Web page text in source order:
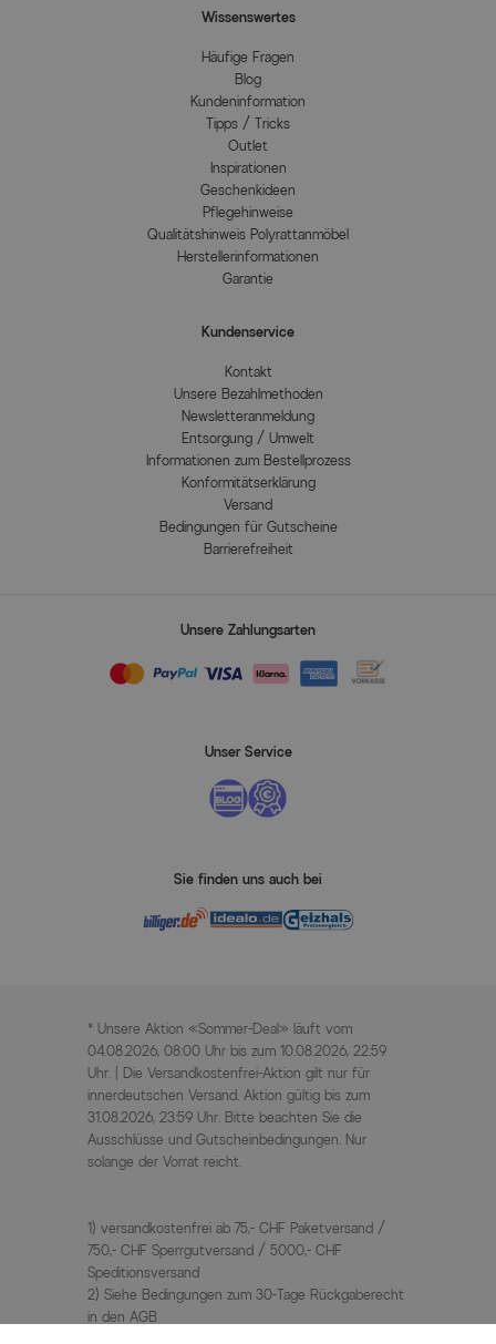
Wissenswertes
Häufige Fragen
Blog
Kundeninformation
Tipps / Tricks
Outlet
Inspirationen
Geschenkideen
Pflegehinweise
Qualitätshinweis Polyrattanmöbel
Herstellerinformationen
Garantie
Kundenservice
Kontakt
Unsere Bezahlmethoden
Newsletteranmeldung
Entsorgung / Umwelt
Informationen zum Bestellprozess
Konformitätserklärung
Versand
Bedingungen für Gutscheine
Barrierefreiheit
Unsere Zahlungsarten
Unser Service
Sie finden uns auch bei
* Unsere Aktion «Sommer-Deal» läuft vom
04.08.2026, 08:00 Uhr bis zum 10.08.2026, 22:59
Uhr. | Die Versandkostenfrei-Aktion gilt nur für
innerdeutschen Versand. Aktion gültig bis zum
31.08.2026, 23:59 Uhr. Bitte beachten Sie die
Ausschlüsse und Gutscheinbedingungen. Nur
solange der Vorrat reicht.
1) versandkostenfrei ab 75,- CHF Paketversand /
750,- CHF Sperrgutversand / 5000,- CHF
Speditionsversand
2) Siehe Bedingungen zum 30-Tage Rückgaberecht
in den AGB